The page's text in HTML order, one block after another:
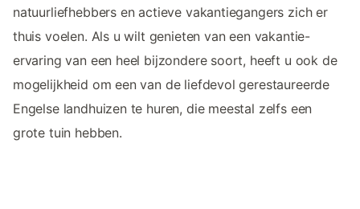
natuurliefhebbers en actieve vakantiegangers zich er
thuis voelen. Als u wilt genieten van een vakantie-
ervaring van een heel bijzondere soort, heeft u ook de
mogelijkheid om een van de liefdevol gerestaureerde
Engelse landhuizen te huren, die meestal zelfs een
grote tuin hebben.